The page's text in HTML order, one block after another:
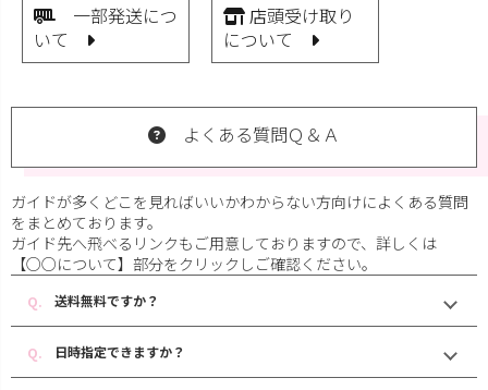
一部発送につ
いて
店頭受け取り
について
よくある質問Ｑ＆Ａ
ガイドが多くどこを見ればいいかわからない方向けによくある質問
をまとめております。
ガイド先へ飛べるリンクもご用意しておりますので、詳しくは
【○○について】部分をクリックしご確認ください。
送料無料ですか？
日時指定できますか？